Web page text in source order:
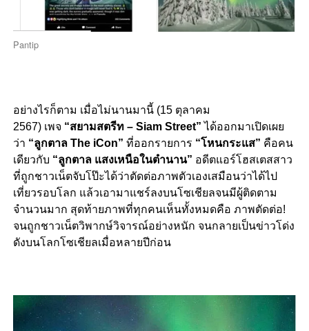
Pantip
อย่างไรก็ตาม เมื่อไม่นานมานี้ (15 ตุลาคม
2567) เพจ “สยามสตรีท – Siam Street” ได้ออกมาเปิดเผย
ว่า “ลูกตาล The iCon” ที่ออกรายการ “โหนกระแส” คือคน
เดียวกับ “ลูกตาล แสงเหนือในตำนาน” อดีตแอร์โฮสเตสสาว
ที่ถูกชาวเน็ตจับโป๊ะได้ว่าตัดต่อภาพตัวเองเสมือนว่าได้ไป
เที่ยวรอบโลก แล้วเอามาแชร์ลงบนโซเชียลจนมีผู้ติดตาม
จำนวนมาก สุดท้ายภาพที่ทุกคนเห็นทั้งหมดคือ ภาพตัดต่อ!
จนถูกชาวเน็ตวิพากษ์วิจารณ์อย่างหนัก จนกลายเป็นข่าวโด่ง
ดังบนโลกโซเชียลเมื่อหลายปีก่อน